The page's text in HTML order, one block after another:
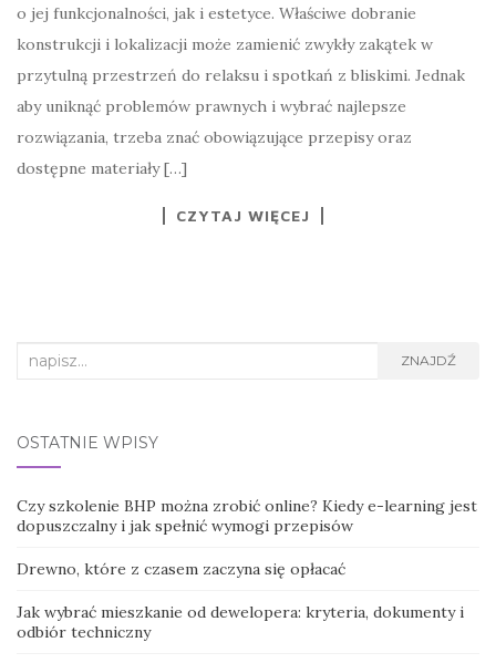
o jej funkcjonalności, jak i estetyce. Właściwe dobranie
konstrukcji i lokalizacji może zamienić zwykły zakątek w
przytulną przestrzeń do relaksu i spotkań z bliskimi. Jednak
aby uniknąć problemów prawnych i wybrać najlepsze
rozwiązania, trzeba znać obowiązujące przepisy oraz
dostępne materiały […]
CZYTAJ WIĘCEJ
Search
ZNAJDŹ
OSTATNIE WPISY
Czy szkolenie BHP można zrobić online? Kiedy e-learning jest
dopuszczalny i jak spełnić wymogi przepisów
Drewno, które z czasem zaczyna się opłacać
Jak wybrać mieszkanie od dewelopera: kryteria, dokumenty i
odbiór techniczny